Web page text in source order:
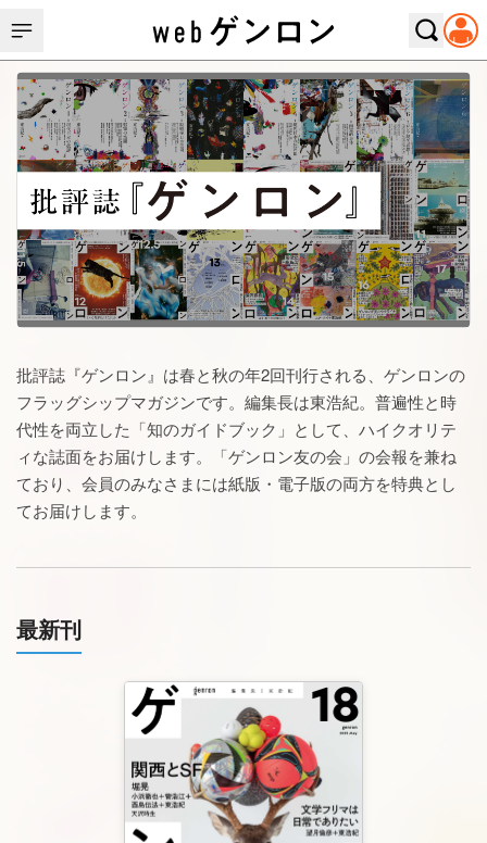
批評誌『ゲンロン』は春と秋の年2回刊行される、ゲンロンの
フラッグシップマガジンです。編集長は東浩紀。普遍性と時
代性を両立した「知のガイドブック」として、ハイクオリテ
ィな誌面をお届けします。「ゲンロン友の会」の会報を兼ね
ており、会員のみなさまには紙版・電子版の両方を特典とし
てお届けします。
最新刊